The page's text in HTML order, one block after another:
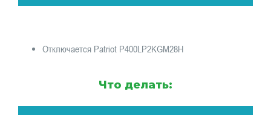
Отключается Patriot P400LP2KGM28H
Что делать: